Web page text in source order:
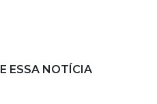
ESSA NOTÍCIA